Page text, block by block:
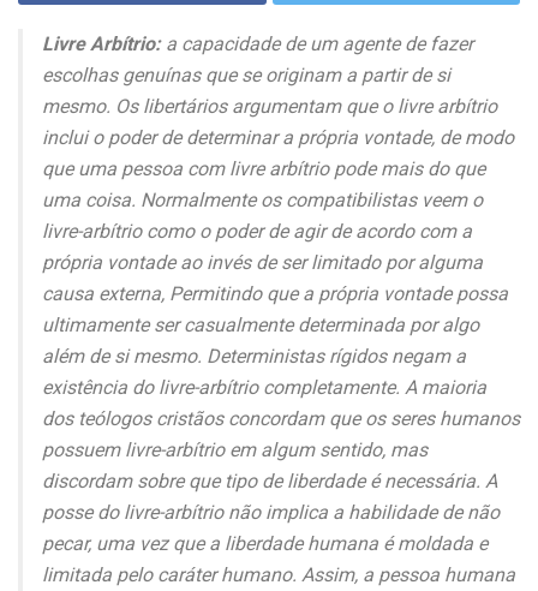
Livre Arbítrio:a capacidade de um agente de fazer
escolhas genuínas que se originam a partir de si
mesmo. Os libertários argumentam que o livre arbítrio
inclui o poder de determinar a própria vontade, de modo
que uma pessoa com livre arbítrio pode mais do que
uma coisa. Normalmente os compatibilistas veem o
livre-arbítrio como o poder de agir de acordo com a
própria vontade ao invés de ser limitado por alguma
causa externa, Permitindo que a própria vontade possa
ultimamente ser casualmente determinada por algo
além de si mesmo. Deterministas rígidos negam a
existência do livre-arbítrio completamente. A maioria
dos teólogos cristãos concordam que os seres humanos
possuem livre-arbítrio em algum sentido, mas
discordam sobre que tipo de liberdade é necessária. A
posse do livre-arbítrio não implica a habilidade de não
pecar, uma vez que a liberdade humana é moldada e
limitada pelo caráter humano. Assim, a pessoa humana